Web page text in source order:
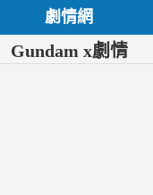
劇情網
Gundam x劇情